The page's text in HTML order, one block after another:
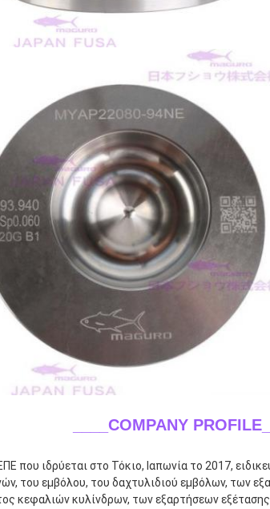
____COMPANY
που ιδρύεται στο Τόκιο, Ιαπωνία το 2017,
του εμβόλου, του δαχτυλιδιού εμβόλων, των
κεφαλιών κυλίνδρων, των εξαρτήσεων